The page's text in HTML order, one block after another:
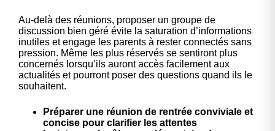
Au-delà des réunions, proposer un groupe de
discussion bien géré évite la saturation d’informations
inutiles et engage les parents à rester connectés sans
pression. Même les plus réservés se sentiront plus
concernés lorsqu’ils auront accès facilement aux
actualités et pourront poser des questions quand ils le
souhaitent.
Préparer une réunion de rentrée conviviale et
concise pour clarifier les attentes